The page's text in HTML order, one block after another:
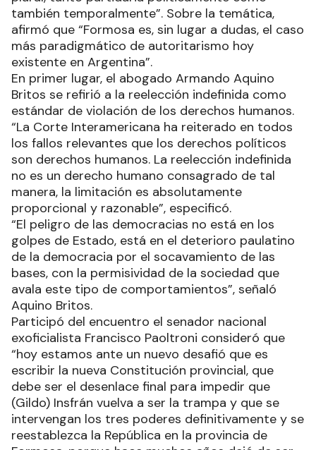
también temporalmente”. Sobre la temática,
afirmó que “Formosa es, sin lugar a dudas, el caso
más paradigmático de autoritarismo hoy
existente en Argentina”.
En primer lugar, el abogado Armando Aquino
Britos se refirió a la reelección indefinida como
estándar de violación de los derechos humanos.
“La Corte Interamericana ha reiterado en todos
los fallos relevantes que los derechos políticos
son derechos humanos. La reelección indefinida
no es un derecho humano consagrado de tal
manera, la limitación es absolutamente
proporcional y razonable”, especificó.
“El peligro de las democracias no está en los
golpes de Estado, está en el deterioro paulatino
de la democracia por el socavamiento de las
bases, con la permisividad de la sociedad que
avala este tipo de comportamientos”, señaló
Aquino Britos.
Participó del encuentro el senador nacional
exoficialista Francisco Paoltroni consideró que
“hoy estamos ante un nuevo desafió que es
escribir la nueva Constitución provincial, que
debe ser el desenlace final para impedir que
(Gildo) Insfrán vuelva a ser la trampa y que se
intervengan los tres poderes definitivamente y se
reestablezca la República en la provincia de